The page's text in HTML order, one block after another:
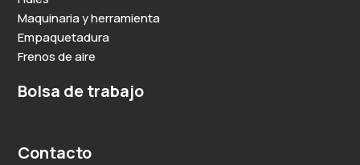
Maquinaria y herramienta
Empaquetadura
Frenos de aire
Bolsa de trabajo
Contacto